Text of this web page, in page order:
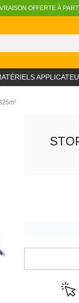
OFFERTE À